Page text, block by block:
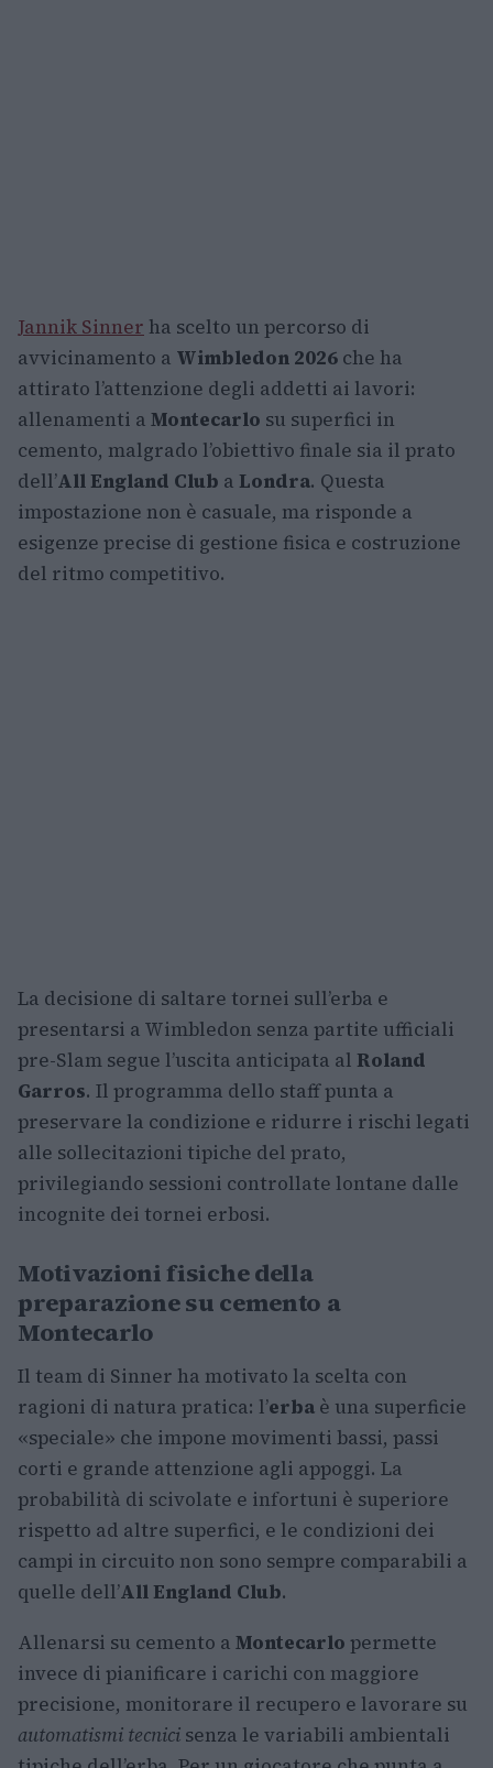
Jannik Sinner ha scelto un percorso di
avvicinamento a Wimbledon 2026 che ha
attirato l’attenzione degli addetti ai lavori:
allenamenti a Montecarlo su superfici in
cemento, malgrado l’obiettivo finale sia il prato
dell’All England Club a Londra. Questa
impostazione non è casuale, ma risponde a
esigenze precise di gestione fisica e costruzione
del ritmo competitivo.
La decisione di saltare tornei sull’erba e
presentarsi a Wimbledon senza partite ufficiali
pre-Slam segue l’uscita anticipata al Roland
Garros. Il programma dello staff punta a
preservare la condizione e ridurre i rischi legati
alle sollecitazioni tipiche del prato,
privilegiando sessioni controllate lontane dalle
incognite dei tornei erbosi.
Motivazioni fisiche della
preparazione su cemento a
Montecarlo
Il team di Sinner ha motivato la scelta con
ragioni di natura pratica: l’erba è una superficie
«speciale» che impone movimenti bassi, passi
corti e grande attenzione agli appoggi. La
probabilità di scivolate e infortuni è superiore
rispetto ad altre superfici, e le condizioni dei
campi in circuito non sono sempre comparabili a
quelle dell’All England Club.
Allenarsi su cemento a Montecarlo permette
invece di pianificare i carichi con maggiore
precisione, monitorare il recupero e lavorare su
automatismi tecnici senza le variabili ambientali